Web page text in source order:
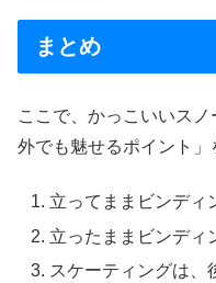
まとめ
ここで、かっこいいス
外でも魅せるポイント」
立ってままビンディ
立ったままビンディ
スケーティングは、